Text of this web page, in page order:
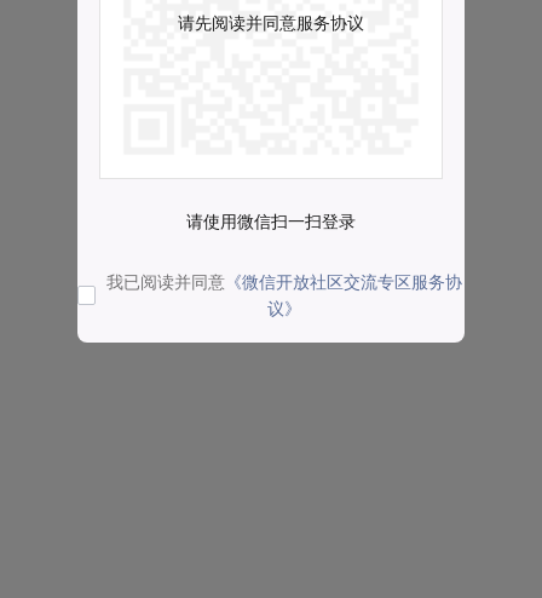
请先阅读并同意服务协议
请使用微信扫一扫登录
我已阅读并同意 《微信开放社区交流专区服务协
议》